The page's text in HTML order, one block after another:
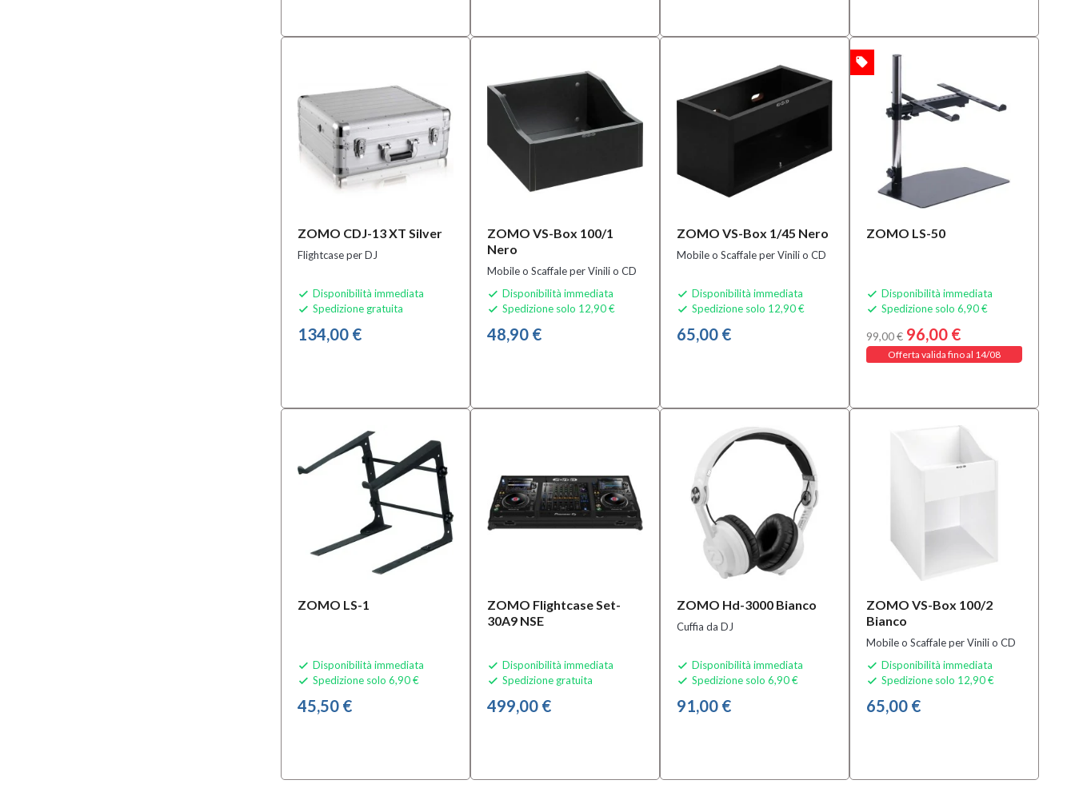
ZOMO CDJ-13 XT Silver
Flightcase per DJ
 Disponibilità immediata
 Spedizione gratuita
134,00 €
ZOMO VS-Box 100/1
Nero
Mobile o Scaffale per Vinili o CD
 Disponibilità immediata
 Spedizione solo 12,90 €
48,90 €
ZOMO VS-Box 1/45 Nero
Mobile o Scaffale per Vinili o CD
 Disponibilità immediata
 Spedizione solo 12,90 €
65,00 €
ZOMO LS-50
 Disponibilità immediata
 Spedizione solo 6,90 €
99,00 € 96,00 €
Offerta valida fino al 14/08
local_offer
ZOMO LS-1
 Disponibilità immediata
 Spedizione solo 6,90 €
45,50 €
ZOMO Flightcase Set-
30A9 NSE
 Disponibilità immediata
 Spedizione gratuita
499,00 €
ZOMO Hd-3000 Bianco
Cuffia da DJ
 Disponibilità immediata
 Spedizione solo 6,90 €
91,00 €
ZOMO VS-Box 100/2
Bianco
Mobile o Scaffale per Vinili o CD
 Disponibilità immediata
 Spedizione solo 12,90 €
65,00 €